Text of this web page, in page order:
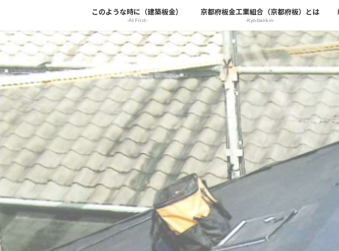
テ
ン
ツ
へ
ス
キ
プ
ゲ
ー
シ
ョ
ン
に
動
このような時に（建築板金）
-At First-
京都府板金工業組合（京都府板）とは
-Kyo-bankin-